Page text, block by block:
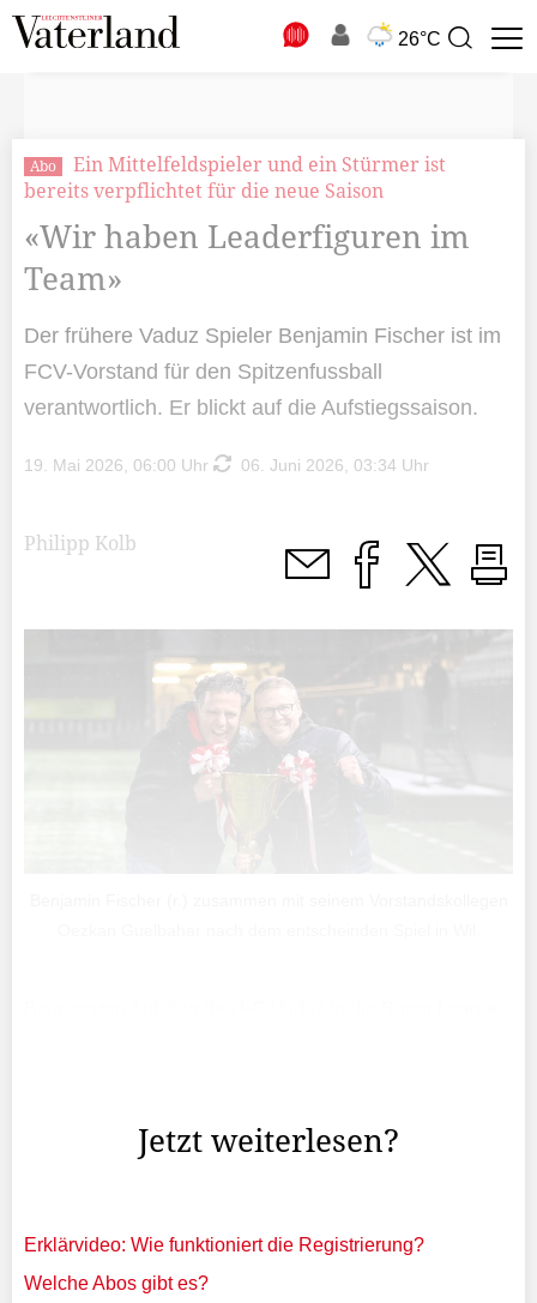
26°C
Suchbegriff
Abo
Ein Mittelfeldspieler und ein Stürmer ist
bereits verpflichtet für die neue Saison
«Wir haben Leaderfiguren im
Team»
Der frühere Vaduz Spieler Benjamin Fischer ist im
FCV-Vorstand für den Spitzenfussball
verantwortlich. Er blickt auf die Aufstiegssaison.
19. Mai 2026, 06:00 Uhr 06. Juni 2026, 03:34 Uhr
Philipp Kolb
Jetzt weiterlesen?
Erklärvideo: Wie funktioniert die Registrierung?
Welche Abos gibt es?